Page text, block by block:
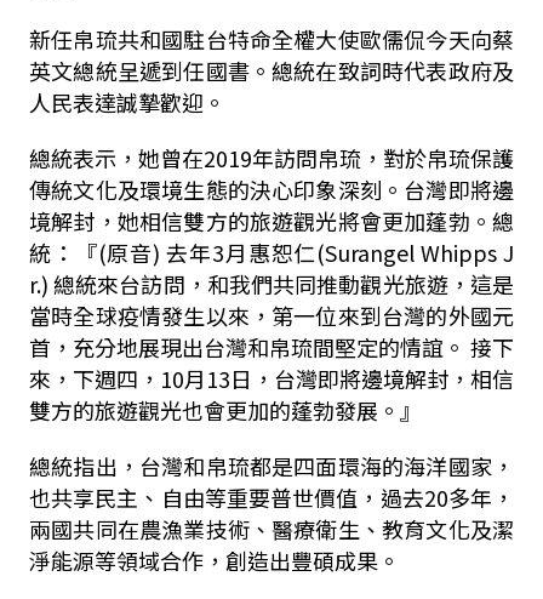
新任帛琉共和國駐台特命全權大使歐儒侃今天向蔡
英文總統呈遞到任國書。總統在致詞時代表政府及
人民表達誠摯歡迎。
總統表示，她曾在2019年訪問帛琉，對於帛琉保護
傳統文化及環境生態的決心印象深刻。台灣即將邊
境解封，她相信雙方的旅遊觀光將會更加蓬勃。總
統：『(原音) 去年3月惠恕仁(Surangel Whipps J
r.) 總統來台訪問，和我們共同推動觀光旅遊，這是
當時全球疫情發生以來，第一位來到台灣的外國元
首，充分地展現出台灣和帛琉間堅定的情誼。 接下
來，下週四，10月13日，台灣即將邊境解封，相信
雙方的旅遊觀光也會更加的蓬勃發展。』
總統指出，台灣和帛琉都是四面環海的海洋國家，
也共享民主、自由等重要普世價值，過去20多年，
兩國共同在農漁業技術、醫療衛生、教育文化及潔
淨能源等領域合作，創造出豐碩成果。